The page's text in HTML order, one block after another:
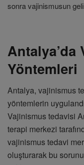
sonra vajinismusun
Antalya’da
Yöntemleri
Antalya, vajinismus
yöntemlerin
Vajinismus tedavisi
terapi merkezi
vajinismus tedavi
oluşturarak bu